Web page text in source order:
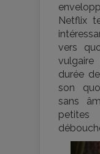
Netflix
vers
durée
son
sans